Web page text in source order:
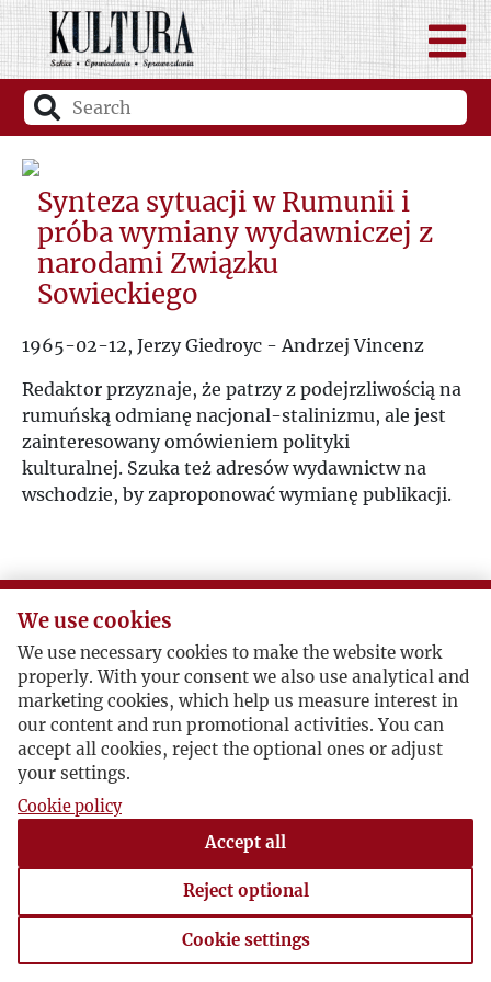
Synteza sytuacji w Rumunii i
próba wymiany wydawniczej z
narodami Związku
Sowieckiego
1965-02-12, Jerzy Giedroyc - Andrzej Vincenz
Redaktor przyznaje, że patrzy z podejrzliwością na
rumuńską odmianę nacjonal-stalinizmu, ale jest
zainteresowany omówieniem polityki
kulturalnej. Szuka też adresów wydawnictw na
wschodzie, by zaproponować wymianę publikacji.
We use cookies
We use necessary cookies to make the website work
properly. With your consent we also use analytical and
marketing cookies, which help us measure interest in
our content and run promotional activities. You can
accept all cookies, reject the optional ones or adjust
your settings.
Cookie policy
Accept all
Reject optional
Cookie settings
Cookie settings